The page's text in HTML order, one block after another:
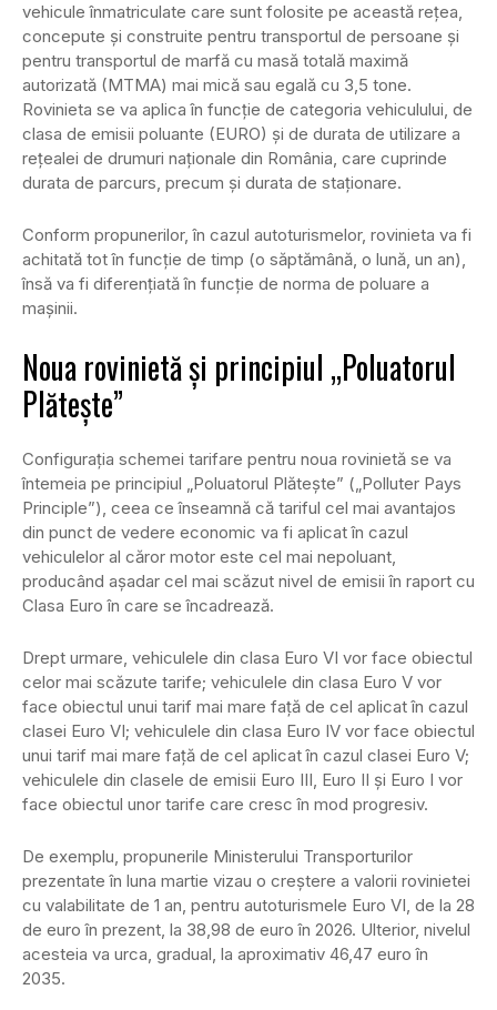
vehicule înmatriculate care sunt folosite pe această rețea,
concepute şi construite pentru transportul de persoane și
pentru transportul de marfă cu masă totală maximă
autorizată (MTMA) mai mică sau egală cu 3,5 tone.
Rovinieta se va aplica în funcţie de categoria vehiculului, de
clasa de emisii poluante (EURO) și de durata de utilizare a
reţealei de drumuri naţionale din România, care cuprinde
durata de parcurs, precum şi durata de staţionare.
Conform propunerilor, în cazul autoturismelor, rovinieta va fi
achitată tot în funcție de timp (o săptămână, o lună, un an),
însă va fi diferențiată în funcție de norma de poluare a
mașinii.
Noua rovinietă și principiul „Poluatorul
Plătește”
Configurația schemei tarifare pentru noua rovinietă se va
întemeia pe principiul „Poluatorul Plătește” („Polluter Pays
Principle”), ceea ce înseamnă că tariful cel mai avantajos
din punct de vedere economic va fi aplicat în cazul
vehiculelor al căror motor este cel mai nepoluant,
producând așadar cel mai scăzut nivel de emisii în raport cu
Clasa Euro în care se încadrează.
Drept urmare, vehiculele din clasa Euro VI vor face obiectul
celor mai scăzute tarife; vehiculele din clasa Euro V vor
face obiectul unui tarif mai mare față de cel aplicat în cazul
clasei Euro VI; vehiculele din clasa Euro IV vor face obiectul
unui tarif mai mare față de cel aplicat în cazul clasei Euro V;
vehiculele din clasele de emisii Euro III, Euro II și Euro I vor
face obiectul unor tarife care cresc în mod progresiv.
De exemplu, propunerile Ministerului Transporturilor
prezentate în luna martie vizau o creștere a valorii rovinietei
cu valabilitate de 1 an, pentru autoturismele Euro VI, de la 28
de euro în prezent, la 38,98 de euro în 2026. Ulterior, nivelul
acesteia va urca, gradual, la aproximativ 46,47 euro în
2035.